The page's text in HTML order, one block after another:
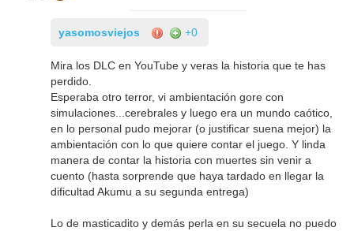
yasomosviejos +0
Mira los DLC en YouTube y veras la historia que te has
perdido.
Esperaba otro terror, vi ambientación gore con
simulaciones...cerebrales y luego era un mundo caótico,
en lo personal pudo mejorar (o justificar suena mejor) la
ambientación con lo que quiere contar el juego. Y linda
manera de contar la historia con muertes sin venir a
cuento (hasta sorprende que haya tardado en llegar la
dificultad Akumu a su segunda entrega)
Lo de masticadito y demás perla en su secuela no puedo